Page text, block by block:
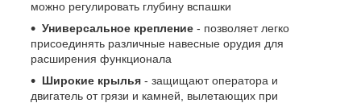
можно регулировать глубину вспашки
Универсальное крепление - позволяет легко
присоединять различные навесные орудия для
расширения функционала
Широкие крылья - защищают оператора и
двигатель от грязи и камней, вылетающих при